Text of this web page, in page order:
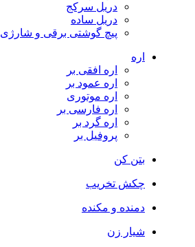
دریل سرکج
دریل ساده
پیچ گوشتی برقی و شارژی
اره
اره افقی بر
اره عمود بر
اره موتوری
اره فارسی بر
اره گرد بر
پروفیل بر
بتن کن
چکش تخریب
دمنده و مکنده
شیار زن